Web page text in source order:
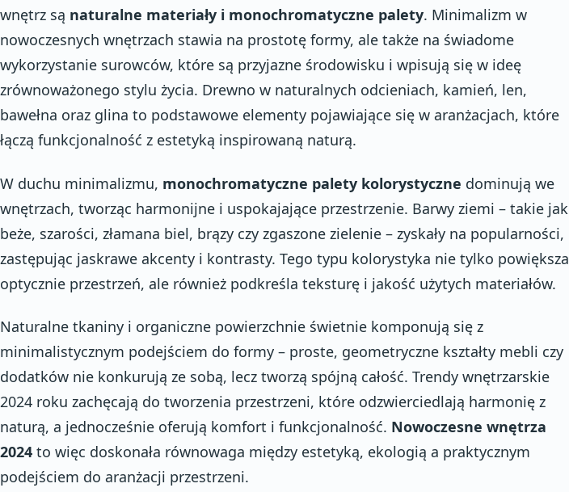
wnętrz są naturalne materiały i monochromatyczne palety. Minimalizm w
nowoczesnych wnętrzach stawia na prostotę formy, ale także na świadome
wykorzystanie surowców, które są przyjazne środowisku i wpisują się w ideę
zrównoważonego stylu życia. Drewno w naturalnych odcieniach, kamień, len,
bawełna oraz glina to podstawowe elementy pojawiające się w aranżacjach, które
łączą funkcjonalność z estetyką inspirowaną naturą.
W duchu minimalizmu, monochromatyczne palety kolorystyczne dominują we
wnętrzach, tworząc harmonijne i uspokajające przestrzenie. Barwy ziemi – takie jak
beże, szarości, złamana biel, brązy czy zgaszone zielenie – zyskały na popularności,
zastępując jaskrawe akcenty i kontrasty. Tego typu kolorystyka nie tylko powiększa
optycznie przestrzeń, ale również podkreśla teksturę i jakość użytych materiałów.
Naturalne tkaniny i organiczne powierzchnie świetnie komponują się z
minimalistycznym podejściem do formy – proste, geometryczne kształty mebli czy
dodatków nie konkurują ze sobą, lecz tworzą spójną całość. Trendy wnętrzarskie
2024 roku zachęcają do tworzenia przestrzeni, które odzwierciedlają harmonię z
naturą, a jednocześnie oferują komfort i funkcjonalność. Nowoczesne wnętrza
2024 to więc doskonała równowaga między estetyką, ekologią a praktycznym
podejściem do aranżacji przestrzeni.